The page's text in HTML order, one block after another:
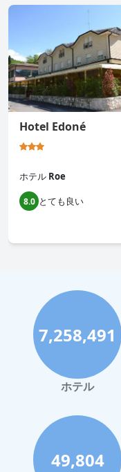
Hotel Edoné
ホテル Roe
8.0 とても良い
7,258,491
ホテル
49,804